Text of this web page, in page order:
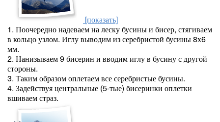
[показать]
1. Поочередно надеваем на леску бусины и бисер, стягиваем
в кольцо узлом. Иглу выводим из серебристой бусины 8х6
мм.
2. Нанизываем 9 бисерин и вводим иглу в бусину с другой
стороны.
3. Таким образом оплетаем все серебристые бусины.
4. Задействуя центральные (5-тые) бисеринки оплетки
вшиваем страз.